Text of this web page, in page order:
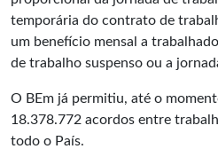
temporária do contrato de
um benefício mensal a
de trabalho suspenso ou a
O BEm já permitiu, até o
18.378.772 acordos entre
todo o País.